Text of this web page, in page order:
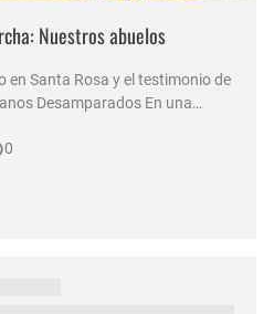
Nuestros abuelos
en Santa Rosa y el testimonio de
Desamparados En una
0